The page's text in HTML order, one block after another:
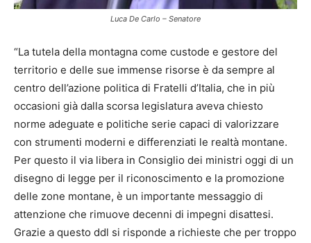
Luca De Carlo – Senatore
“La tutela della montagna come custode e gestore del
territorio e delle sue immense risorse è da sempre al
centro dell’azione politica di Fratelli d’Italia, che in più
occasioni già dalla scorsa legislatura aveva chiesto
norme adeguate e politiche serie capaci di valorizzare
con strumenti moderni e differenziati le realtà montane.
Per questo il via libera in Consiglio dei ministri oggi di un
disegno di legge per il riconoscimento e la promozione
delle zone montane, è un importante messaggio di
attenzione che rimuove decenni di impegni disattesi.
Grazie a questo ddl si risponde a richieste che per troppo